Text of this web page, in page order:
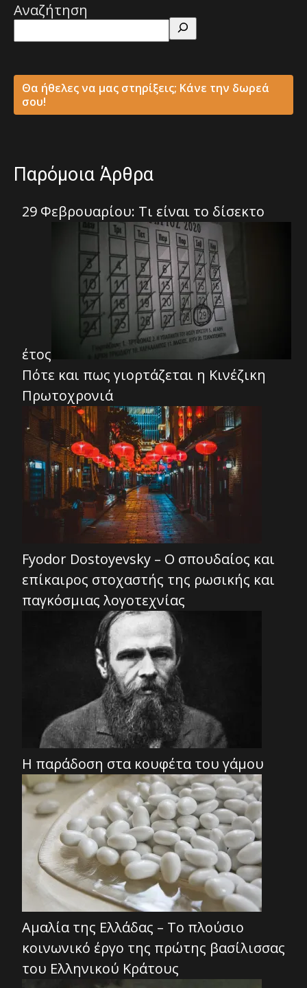
Αναζήτηση
Θα ήθελες να μας στηρίξεις; Κάνε την δωρεά
σου!
Παρόμοια Άρθρα
29 Φεβρουαρίου: Τι είναι το δίσεκτο
έτος
Πότε και πως γιορτάζεται η Κινέζικη
Πρωτοχρονιά
Fyodor Dostoyevsky – Ο σπουδαίος και
επίκαιρος στοχαστής της ρωσικής και
παγκόσμιας λογοτεχνίας
Η παράδοση στα κουφέτα του γάμου
Αμαλία της Ελλάδας – Το πλούσιο
κοινωνικό έργο της πρώτης βασίλισσας
του Ελληνικού Κράτους